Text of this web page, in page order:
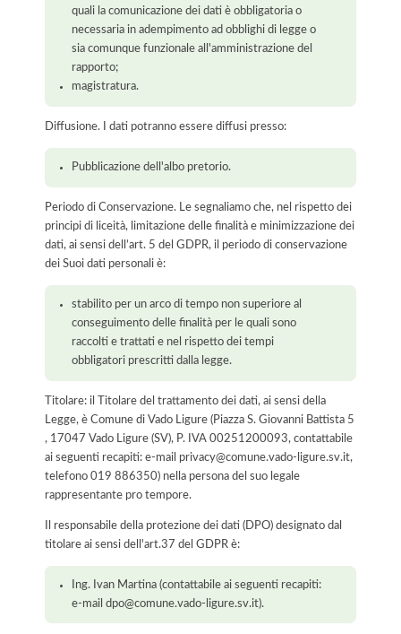
quali la comunicazione dei dati è obbligatoria o
necessaria in adempimento ad obblighi di legge o
sia comunque funzionale all'amministrazione del
rapporto;
magistratura.
Diffusione. I dati potranno essere diffusi presso:
Pubblicazione dell'albo pretorio.
Periodo di Conservazione. Le segnaliamo che, nel rispetto dei
principi di liceità, limitazione delle finalità e minimizzazione dei
dati, ai sensi dell’art. 5 del GDPR, il periodo di conservazione
dei Suoi dati personali è:
stabilito per un arco di tempo non superiore al
conseguimento delle finalità per le quali sono
raccolti e trattati e nel rispetto dei tempi
obbligatori prescritti dalla legge.
Titolare: il Titolare del trattamento dei dati, ai sensi della
Legge, è Comune di Vado Ligure (Piazza S. Giovanni Battista 5
, 17047 Vado Ligure (SV), P. IVA 00251200093, contattabile
ai seguenti recapiti: e-mail privacy@comune.vado-ligure.sv.it,
telefono 019 886350) nella persona del suo legale
rappresentante pro tempore.
Il responsabile della protezione dei dati (DPO) designato dal
titolare ai sensi dell'art.37 del GDPR è:
Ing. Ivan Martina (contattabile ai seguenti recapiti:
e-mail dpo@comune.vado-ligure.sv.it).